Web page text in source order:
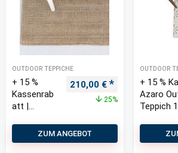
Preis war: 210,00 €
Preis ist: 160,00 €.
OUTDOOR TEPPICHE
+ 15 %
Kassenrab
att |
Outdoor
Teppich
Ursprünglicher Preis
210,00 € Aktueller Preis
25%
ZUM ANGEBOT
OUTDOOR
+ 15 %
Azaro
Teppich